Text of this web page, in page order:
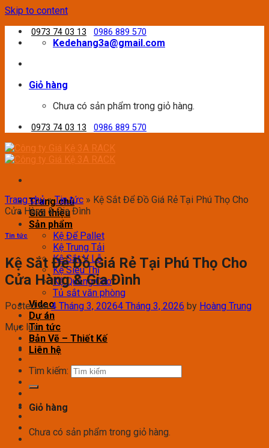
Skip to content
0973 74 03 13 0986 889 570
Kedehang3a@gmail.com
Giỏ hàng
Chưa có sản phẩm trong giỏ hàng.
0973 74 03 13 0986 889 570
Trang chủ
Giới thiệu
Sản phẩm
Kệ Để Pallet
Kệ Trung Tải
Kệ Sắt V Lỗ
Kệ Siêu Thị
Kệ Quảng Cáo
Tủ sắt văn phòng
Video
Dự án
Tin tức
Bản Vẽ – Thiết Kế
Liên hệ
Tìm kiếm:
Giỏ hàng
Chưa có sản phẩm trong giỏ hàng.
Trang chủ»Tin tức » Kệ Sắt Để Đồ Giá Rẻ Tại Phú Thọ Cho
Cửa Hàng & Gia Đình
Tin tức
Kệ Sắt Để Đồ Giá Rẻ Tại Phú Thọ Cho
Cửa Hàng & Gia Đình
Posted on4 Tháng 3, 20264 Tháng 3, 2026 by Hoàng Trung
Mục lục